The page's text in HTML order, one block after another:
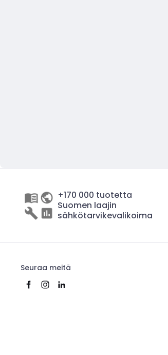
+170 000 tuotetta
Suomen laajin
sähkötarvikevalikoima
Seuraa meitä